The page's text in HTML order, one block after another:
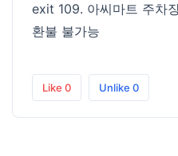
exit 109. 아씨마트 주차
환불 불가능
Like 0 Unlike 0